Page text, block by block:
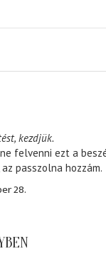
kezdjük.
felvenni ezt a
passzolna hozzám.
28.